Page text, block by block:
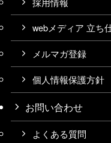
webメディア 立ち
メルマガ登録
個人情報保護方針
お問い合わせ
よくある質問